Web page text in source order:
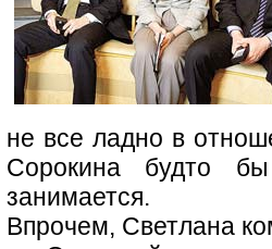
не все ладно в
Сорокина будто
занимается.
Впрочем, Светлана